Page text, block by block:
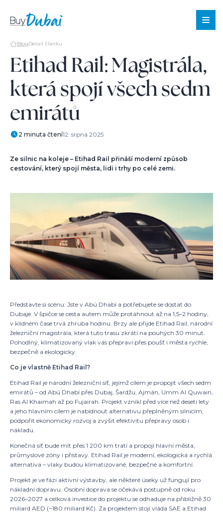
Nabídka
BlogDetail článku
Etihad Rail: Magistrála,
která spojí všech sedm
emirátů
2 minuta čtení12. srpna 2025
Ze silnic na koleje – Etihad Rail přináší moderní způsob
cestování, který spojí města, lidi i trhy po celé zemi.
Představte si scénu: Jste v Abú Dhabí a potřebujete se dostat do
Dubaje. V špičce se cesta autem může protáhnout až na 1,5–2 hodiny,
v klidném čase trvá zhruba hodinu. Brzy ale přijde Etihad Rail, národní
železniční magistrála, která tuto trasu zkrátí na pouhých 30 minut.
Pohodlný, klimatizovaný vlak vás přepraví přes poušť i města rychle,
bezpečně a ekologicky.
Co je vlastně Etihad Rail?
Etihad Rail je národní železniční síť, jejímž cílem je propojit všech sedm
emirátů – od Abú Dhabí přes Dubaj, Šardžu, Ajmán, Umm Al Quwain,
Ras Al Khaimah až po Fujairah. Projekt vznikl před více než deseti lety
a jeho hlavním cílem je nabídnout alternativu přeplněným silnicím,
podpořit ekonomický rozvoj a zvýšit efektivitu přepravy osob i
nákladu.
Konečná síť bude mít přes 1 200 km tratí a propojí hlavní města,
průmyslové zóny i přístavy. Etihad Rail je moderní, ekologická a rychlá
alternativa – vlaky budou klimatizované, bezpečné a komfortní.
Projekt je ve fázi aktivní výstavby, ale některé úseky už fungují pro
nákladní dopravu. Osobní doprava se očekává postupně od roku
2026–2027 a celková investice do projektu se odhaduje na přibližně 30
miliard AED (~180 miliard Kč). Za projektem stojí vláda SAE a Etihad